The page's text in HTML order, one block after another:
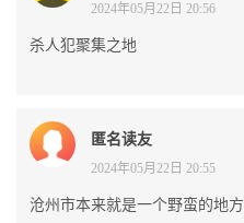
2024年05月22日 20:56
杀人犯聚集之地
匿名读友
2024年05月22日 20:55
沧州市本来就是一个野蛮的地方